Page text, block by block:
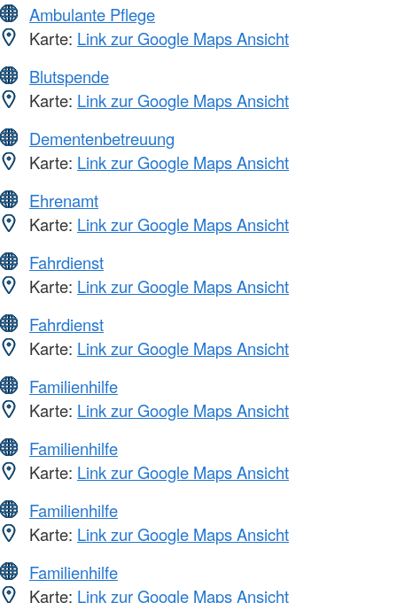
Ambulante Pflege
Karte: Link zur Google Maps Ansicht
Blutspende
Karte: Link zur Google Maps Ansicht
Dementenbetreuung
Karte: Link zur Google Maps Ansicht
Ehrenamt
Karte: Link zur Google Maps Ansicht
Fahrdienst
Karte: Link zur Google Maps Ansicht
Fahrdienst
Karte: Link zur Google Maps Ansicht
Familienhilfe
Karte: Link zur Google Maps Ansicht
Familienhilfe
Karte: Link zur Google Maps Ansicht
Familienhilfe
Karte: Link zur Google Maps Ansicht
Familienhilfe
Karte: Link zur Google Maps Ansicht